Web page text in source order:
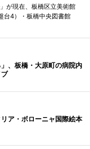
が現在、板橋区立美術館
台4）・板橋中央図書館
、板橋・大原町の病院内
ア・ボローニャ国際絵本